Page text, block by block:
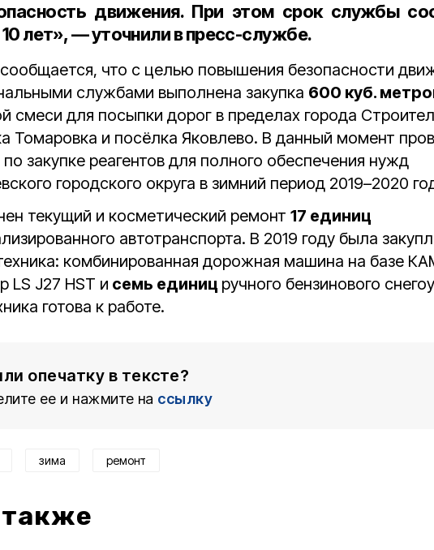
движения. При этом срок службы
10 лет», — уточнили в пресс-службе.
что с целью повышения безопасности
службами выполнена закупка 600 куб.
смеси для посыпки дорог в пределах города
Томаровка и посёлка Яковлево. В данный момент
по закупке реагентов для полного обеспечения нужд
городского округа в зимний период 2019–2020
текущий и косметический ремонт 17 единиц
автотранспорта. В 2019 году была
комбинированная дорожная машина на базе
LS J27 HST и семь единиц ручного бензинового
готова к работе.
опечатку в тексте?
ее и нажмите на ссылку
зима ремонт